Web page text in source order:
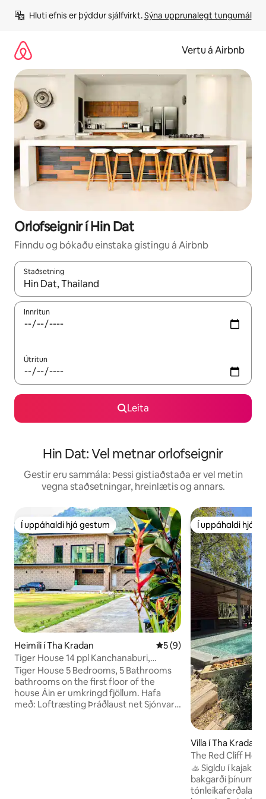
beint
Hluti efnis er þýddur sjálfvirkt. Sýna upprunalegt tungumál
Vertu á Airbnb
Orlofseignir í Hin Dat
Finndu og bókaðu einstaka gistingu á Airbnb
Staðsetning
Þegar niðurstöður liggja fyrir skaltu nota upp og niður
Innritun
Útritun
Leita
Hin Dat: Vel metnar orlofseignir
Gestir eru sammála: Þessi gistiaðstaða er vel metin
vegna staðsetningar, hreinlætis og annars.
Í uppáhaldi hjá gestum
Í uppáhaldi hjá gestum
Heimili í Tha Kradan 5 af 5 í meðaleinkunn, 9
5 (9)
Tiger House 14 ppl Kanchanaburi,
Erawan Waterfall
Tiger House 5 Bedrooms, 5 Bathrooms
bathrooms on the first floor of the
house Áin er umkringd fjöllum. Hafa
með: Loftræsting Þráðlaust net Sjónvarp
Í uppáhaldi hjá
Í uppáhaldi hjá
Villa í Tha Kradan
The Red Cliff
🚣 Sigldu í kajak
bakgarði þínum. Ekki frá
tónleikaferðalagi.